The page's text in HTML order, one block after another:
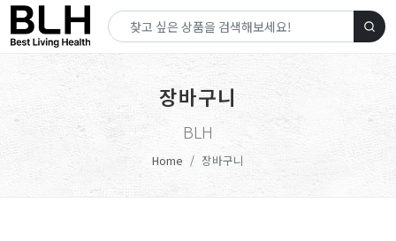
장바구니
BLH
Home 장바구니